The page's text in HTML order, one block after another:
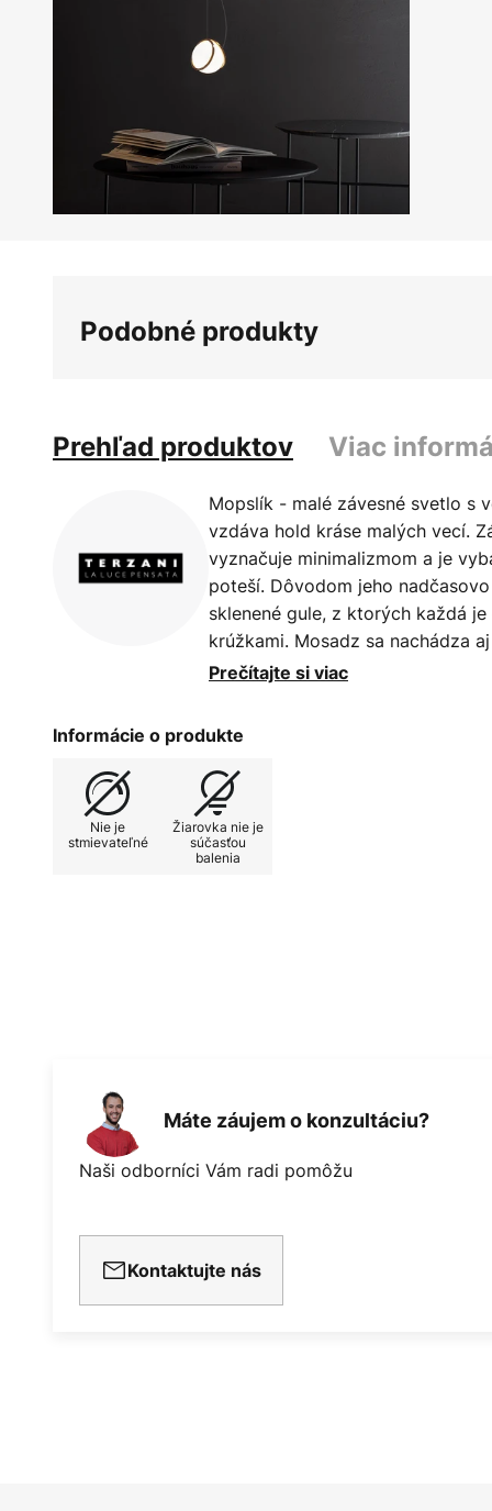
obrázkov
Podobné produkty
Prehľad produktov Viac
Mopslík - malé závesné svetlo s
vzdáva hold kráse malých vecí.
vyznačuje minimalizmom a je
poteší. Dôvodom jeho
sklenené gule, z ktorých každá
krúžkami. Mosadz sa nachádza
celkovému vzhľadu harmonický
ktorá sa šikovne prenáša do
François Crochet. S talianskym
Sergiom Terzanim sa stretol
pre Terzaniho. Tradičné remeslo
takže svietidlá sú starostlivo
Prečítajte si viac
Informácie o produkte
Nie je
stmievateľné
Žiarovka nie je
súčasťou
balenia
Máte záujem o konzultáciu?
Naši odborníci Vám radi pomôžu
Kontaktujte nás